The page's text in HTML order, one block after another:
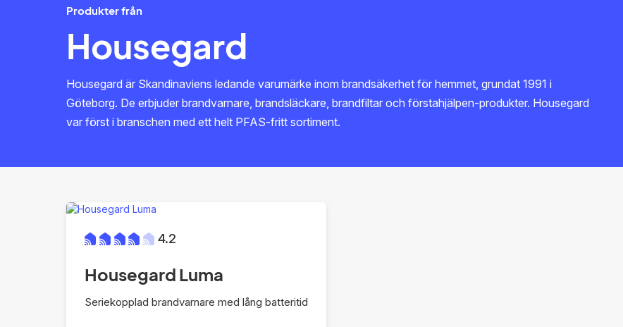
Produkter från
Housegard
Housegard är Skandinaviens ledande varumärke inom brandsäkerhet för hemmet, grundat 1991 i
Göteborg. De erbjuder brandvarnare, brandsläckare, brandfiltar och förstahjälpen-produkter. Housegard
var först i branschen med ett helt PFAS-fritt sortiment.
4.2
Housegard Luma
Seriekopplad brandvarnare med lång batteritid